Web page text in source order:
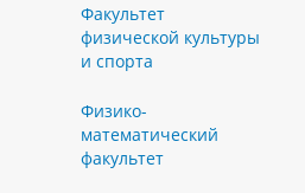
Факультет
физической культуры
и спорта
Физико-
математический
факультет